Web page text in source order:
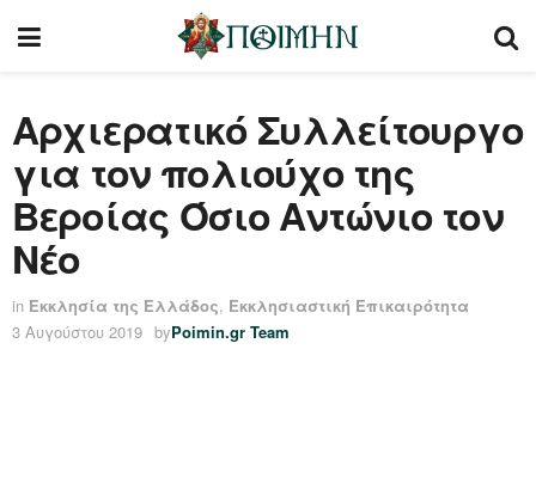
Αρχιερατικό Συλλείτουργο
για τον πολιούχο της
Βεροίας Όσιο Αντώνιο τον
Νέο
in Εκκλησία της Ελλάδος, Εκκλησιαστική Επικαιρότητα
3 Αυγούστου 2019 byPoimin.gr Team